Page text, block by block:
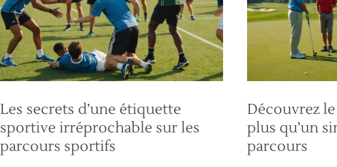
Les secrets d’une étiquette
sportive irréprochable sur les
parcours sportifs
Découvrez
plus qu’un
parcours